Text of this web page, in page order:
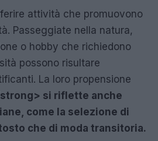
attività che promuovono
Passeggiate nella natura,
o hobby che richiedono
possono risultare
La loro propensione
si riflette anche
come la selezione di
che di moda transitoria.